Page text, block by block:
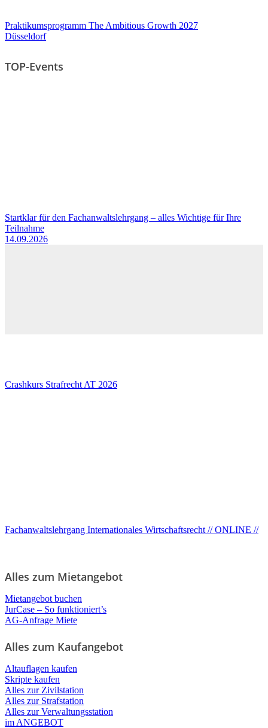
Praktikumsprogramm The Ambitious Growth 2027
Düsseldorf
TOP-Events
Startklar für den Fachanwaltslehrgang – alles Wichtige für Ihre
Teilnahme
14.09.2026
Crashkurs Strafrecht AT 2026
Fachanwaltslehrgang Internationales Wirtschaftsrecht // ONLINE //
Alles zum Mietangebot
Mietangebot buchen
JurCase – So funktioniert’s
AG-Anfrage Miete
Alles zum Kaufangebot
Altauflagen kaufen
Skripte kaufen
Alles zur Zivilstation
Alles zur Strafstation
Alles zur Verwaltungsstation
im ANGEBOT